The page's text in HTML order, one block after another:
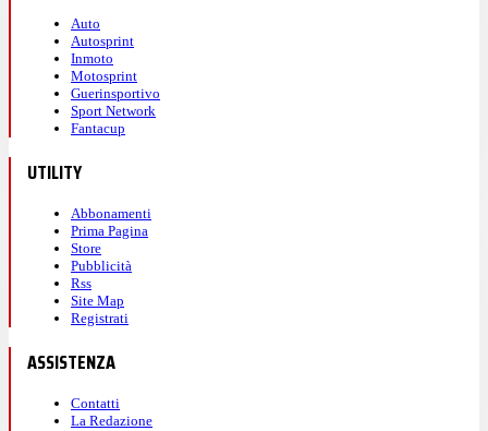
Auto
Autosprint
Inmoto
Motosprint
Guerinsportivo
Sport Network
Fantacup
UTILITY
Abbonamenti
Prima Pagina
Store
Pubblicità
Rss
Site Map
Registrati
ASSISTENZA
Contatti
La Redazione